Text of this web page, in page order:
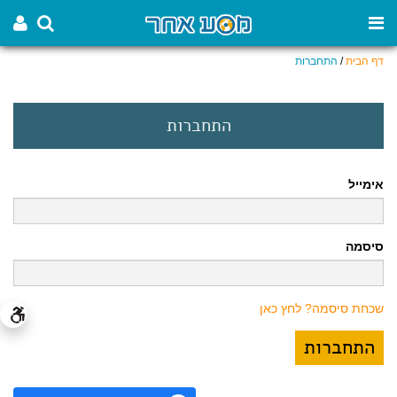
דף הבית/ התחברות
התחברות
אימייל
סיסמה
שכחת סיסמה? לחץ כאן